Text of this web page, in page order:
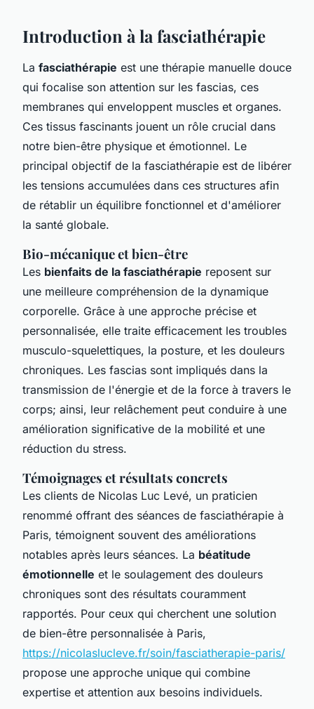
Introduction à la fasciathérapie
La fasciathérapie est une thérapie manuelle douce
qui focalise son attention sur les fascias, ces
membranes qui enveloppent muscles et organes.
Ces tissus fascinants jouent un rôle crucial dans
notre bien-être physique et émotionnel. Le
principal objectif de la fasciathérapie est de libérer
les tensions accumulées dans ces structures afin
de rétablir un équilibre fonctionnel et d'améliorer
la santé globale.
Bio-mécanique et bien-être
Les bienfaits de la fasciathérapie reposent sur
une meilleure compréhension de la dynamique
corporelle. Grâce à une approche précise et
personnalisée, elle traite efficacement les troubles
musculo-squelettiques, la posture, et les douleurs
chroniques. Les fascias sont impliqués dans la
transmission de l'énergie et de la force à travers le
corps; ainsi, leur relâchement peut conduire à une
amélioration significative de la mobilité et une
réduction du stress.
Témoignages et résultats concrets
Les clients de Nicolas Luc Levé, un praticien
renommé offrant des séances de fasciathérapie à
Paris, témoignent souvent des améliorations
notables après leurs séances. La béatitude
émotionnelle et le soulagement des douleurs
chroniques sont des résultats couramment
rapportés. Pour ceux qui cherchent une solution
de bien-être personnalisée à Paris,
https://nicolaslucleve.fr/soin/fasciatherapie-paris/
propose une approche unique qui combine
expertise et attention aux besoins individuels.